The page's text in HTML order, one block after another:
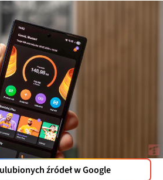
źródeł w Google